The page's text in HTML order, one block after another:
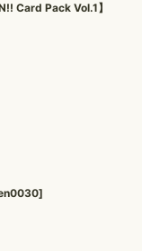
Card Pack Vol.1】
]